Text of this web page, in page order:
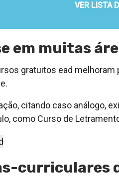
VER LISTA
em muitas
gratuitos ead
citando caso análogo,
como Curso de
curriculares